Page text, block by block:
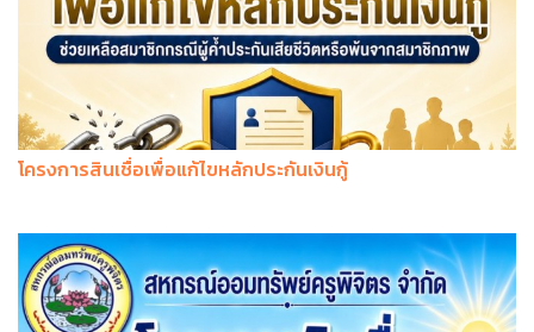
โครงการสินเชื่อเพื่อแก้ไขหลักประกันเงินกู้